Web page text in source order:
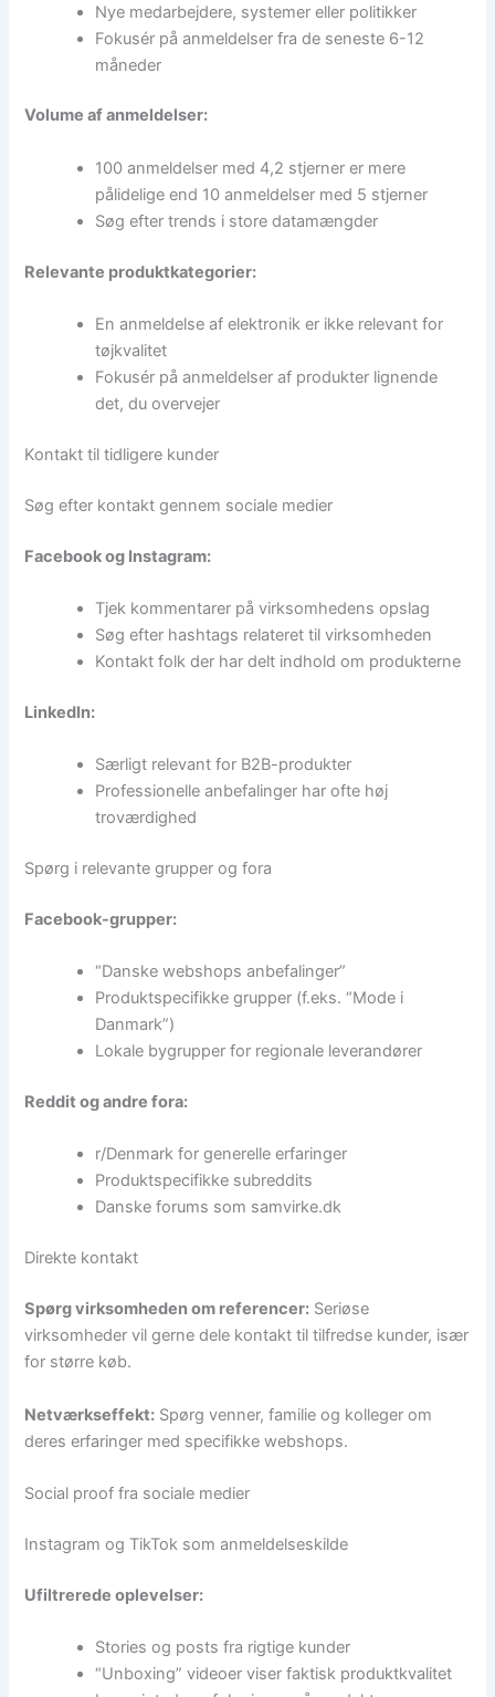
Nye medarbejdere, systemer eller politikker
Fokusér på anmeldelser fra de seneste 6-12
måneder
Volume af anmeldelser:
100 anmeldelser med 4,2 stjerner er mere
pålidelige end 10 anmeldelser med 5 stjerner
Søg efter trends i store datamængder
Relevante produktkategorier:
En anmeldelse af elektronik er ikke relevant for
tøjkvalitet
Fokusér på anmeldelser af produkter lignende
det, du overvejer
Kontakt til tidligere kunder
Søg efter kontakt gennem sociale medier
Facebook og Instagram:
Tjek kommentarer på virksomhedens opslag
Søg efter hashtags relateret til virksomheden
Kontakt folk der har delt indhold om produkterne
LinkedIn:
Særligt relevant for B2B-produkter
Professionelle anbefalinger har ofte høj
troværdighed
Spørg i relevante grupper og fora
Facebook-grupper:
“Danske webshops anbefalinger”
Produktspecifikke grupper (f.eks. “Mode i
Danmark”)
Lokale bygrupper for regionale leverandører
Reddit og andre fora:
r/Denmark for generelle erfaringer
Produktspecifikke subreddits
Danske forums som samvirke.dk
Direkte kontakt
Spørg virksomheden om referencer: Seriøse
virksomheder vil gerne dele kontakt til tilfredse kunder, især
for større køb.
Netværkseffekt: Spørg venner, familie og kolleger om
deres erfaringer med specifikke webshops.
Social proof fra sociale medier
Instagram og TikTok som anmeldelseskilde
Ufiltrerede oplevelser:
Stories og posts fra rigtige kunder
“Unboxing” videoer viser faktisk produktkvalitet